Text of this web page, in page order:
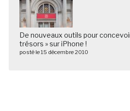
De nouveaux outils pour
trésors » sur iPhone !
posté le 15 décembre 2010